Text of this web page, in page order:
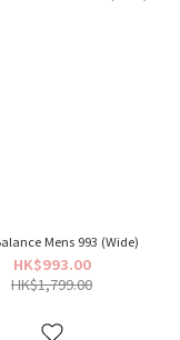
Mens 993 (Wide)
HK$993.00
HK$1,799.00